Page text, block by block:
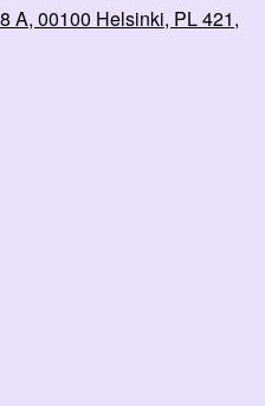
A, 00100 Helsinki, PL 421,